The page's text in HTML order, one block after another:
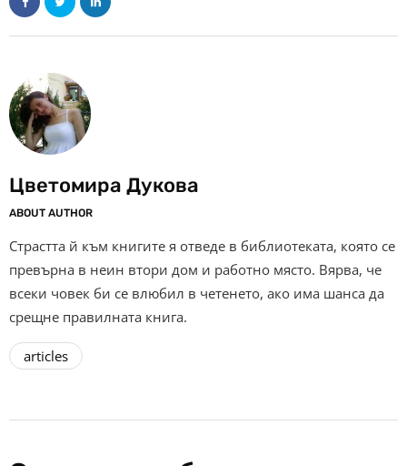
Цветомира Дукова
ABOUT AUTHOR
Страстта й към книгите я отведе в библиотеката, която се
превърна в неин втори дом и работно място. Вярва, че
всеки човек би се влюбил в четенето, ако има шанса да
срещне правилната книга.
articles